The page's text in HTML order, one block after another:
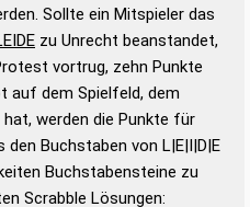
Standardwerk in 12 Bänden
– Richtiges und gutes
Die deutsche Grammatik
Sollte ein Mitspieler das
zu Unrecht beanstandet,
vortrug, zehn Punkte
auf dem Spielfeld, dem
werden die Punkte für
Buchstaben von L|E|I|D|E
Buchstabensteine zu
Scrabble Lösungen: